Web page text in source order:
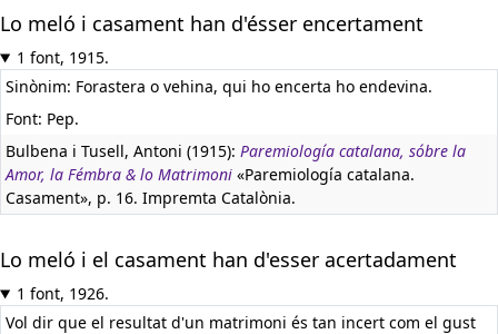
Lo meló i casament han d'ésser encertament
1 font, 1915.
Sinònim: Forastera o vehina, qui ho encerta ho endevina.
Font: Pep.
Bulbena i Tusell, Antoni (1915): Paremiología catalana, sóbre la
Amor, la Fémbra & lo Matrimoni «Paremiología catalana.
Casament», p. 16. Impremta Catalònia.
Lo meló i el casament han d'esser acertadament
1 font, 1926.
Vol dir que el resultat d'un matrimoni és tan incert com el gust